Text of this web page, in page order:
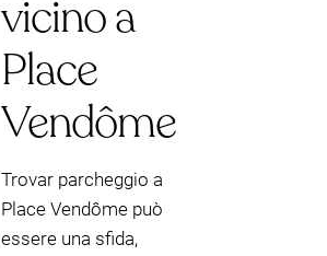
vicino a
Place
Vendôme
Trovar parcheggio a
Place Vendôme può
essere una sfida,